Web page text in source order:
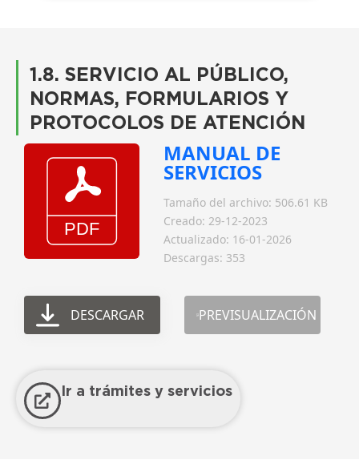
1.8. SERVICIO AL PÚBLICO,
NORMAS, FORMULARIOS Y
PROTOCOLOS DE ATENCIÓN
MANUAL DE
SERVICIOS
Tamaño del archivo: 506.61 KB
Creado: 29-12-2023
Actualizado: 16-01-2026
Descargas: 353
DESCARGAR PREVISUALIZACIÓN
Ir a trámites y servicios